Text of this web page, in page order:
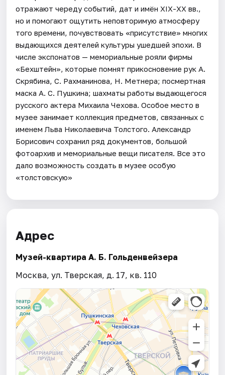
отражают череду событий, дат и имён ХIX-ХХ вв.,
но и помогают ощутить неповторимую атмосферу
того времени, почувствовать «присутствие» многих
выдающихся деятелей культуры ушедшей эпохи. В
числе экспонатов — мемориальные рояли фирмы
«Бехштейн», которые помнят прикосновение рук А.
Скрябина, С. Рахманинова, Н. Метнера; посмертная
маска А. С. Пушкина; шахматы работы выдающегося
русского актера Михаила Чехова. Особое место в
музее занимает коллекция предметов, связанных с
именем Льва Николаевича Толстого. Александр
Борисович сохранил ряд документов, большой
фотоархив и мемориальные вещи писателя. Все это
дало возможность создать в музее особую
«толстовскую»
Адрес
Музей-квартира А. Б. Гольденвейзера
Москва, ул. Тверская, д. 17, кв. 110